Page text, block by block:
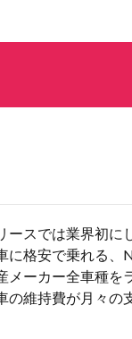
ースでは業界初に
に格安で乗れる
メーカー全車種を
の維持費が月々の